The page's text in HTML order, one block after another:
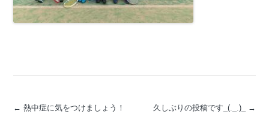
← 熱中症に気をつけましょう！ 久しぶりの投稿です_(._.)_ →